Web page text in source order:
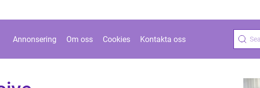
Annonsering Om oss Cookies Kontakta oss